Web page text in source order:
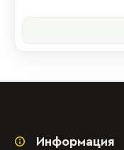
Информация